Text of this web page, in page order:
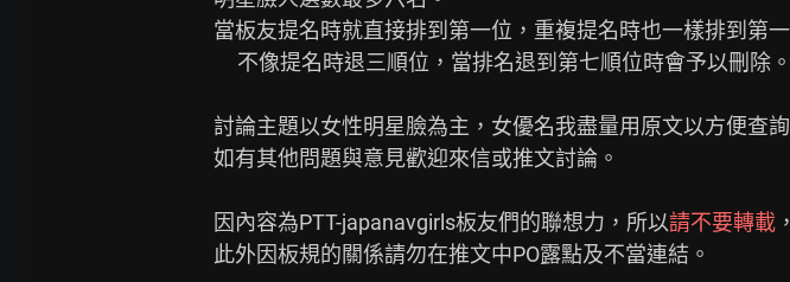
不像提名時退三順位，當排名退到第七順位時會予以刪除。
     因內容為PTT-japanavgirls板友們的聯想力，所以
請不要轉載 ，